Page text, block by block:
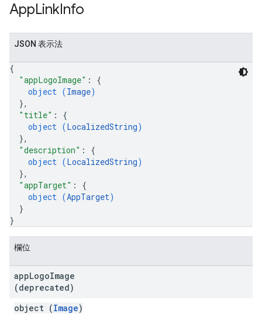
AppLinkInfo
JSON 表示法
{
"appLogoImage" : {
object (Image)
},
"title" : {
object (LocalizedString)
},
"description" : {
object (LocalizedString)
},
"appTarget" : {
object (AppTarget)
}
}
欄位
appLogoImage
(deprecated)
object (Image)